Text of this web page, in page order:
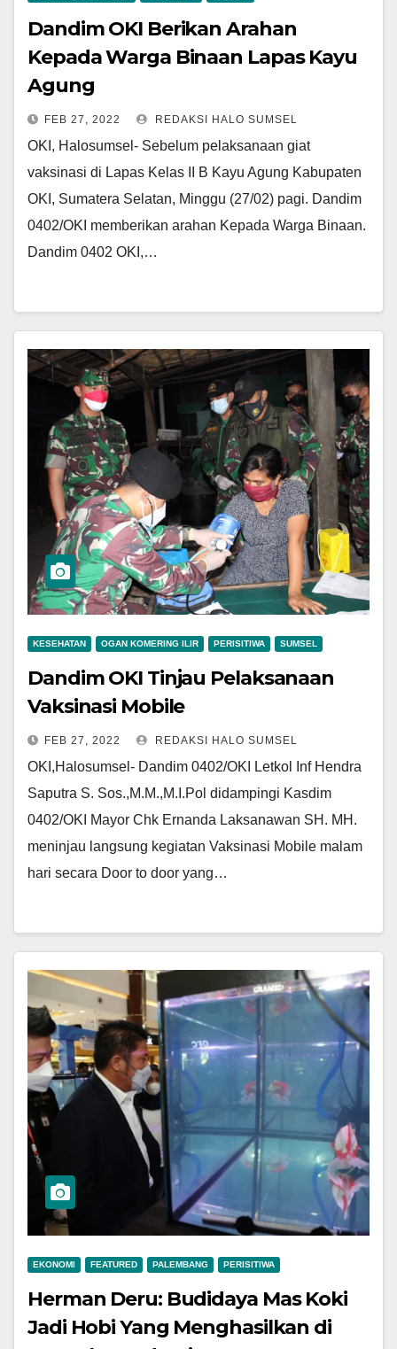
Dandim OKI Berikan Arahan
Kepada Warga Binaan Lapas Kayu
Agung
FEB 27, 2022 REDAKSI HALO SUMSEL
OKI, Halosumsel- Sebelum pelaksanaan giat
vaksinasi di Lapas Kelas II B Kayu Agung Kabupaten
OKI, Sumatera Selatan, Minggu (27/02) pagi. Dandim
0402/OKI memberikan arahan Kepada Warga Binaan.
Dandim 0402 OKI,…
KESEHATAN OGAN KOMERING ILIR PERISITIWA SUMSEL
Dandim OKI Tinjau Pelaksanaan
Vaksinasi Mobile
FEB 27, 2022 REDAKSI HALO SUMSEL
OKI,Halosumsel- Dandim 0402/OKI Letkol Inf Hendra
Saputra S. Sos.,M.M.,M.I.Pol didampingi Kasdim
0402/OKI Mayor Chk Ernanda Laksanawan SH. MH.
meninjau langsung kegiatan Vaksinasi Mobile malam
hari secara Door to door yang…
EKONOMI FEATURED PALEMBANG PERISITIWA
Herman Deru: Budidaya Mas Koki
Jadi Hobi Yang Menghasilkan di